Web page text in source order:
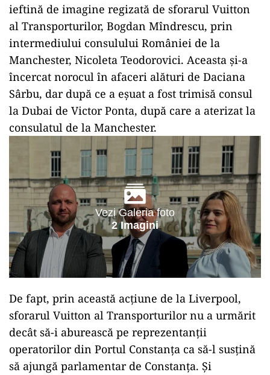
ieftină de imagine regizată de sforarul Vuitton
al Transporturilor, Bogdan Mîndrescu, prin
intermediului consulului României de la
Manchester, Nicoleta Teodorovici. Aceasta și-a
încercat norocul în afaceri alături de Daciana
Sârbu, dar după ce a eșuat a fost trimisă consul
la Dubai de Victor Ponta, după care a aterizat la
consulatul de la Manchester.
Vezi Galeria foto
2 Imagini
De fapt, prin această acțiune de la Liverpool,
sforarul Vuitton al Transporturilor nu a urmărit
decât să-i aburească pe reprezentanții
operatorilor din Portul Constanța ca să-l susțină
să ajungă parlamentar de Constanța. Și